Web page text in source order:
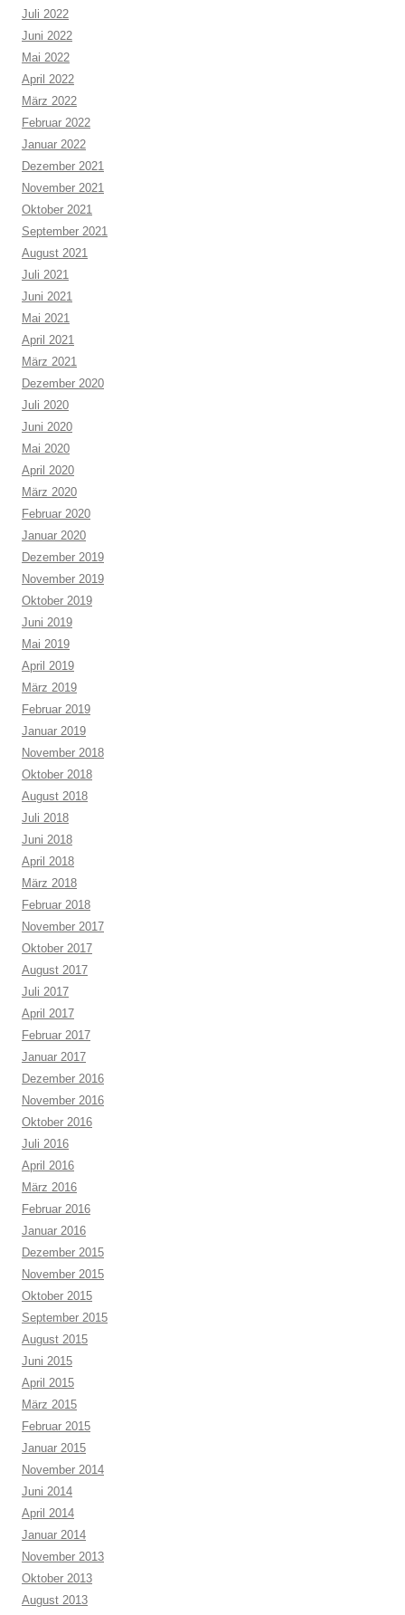
Juli 2022
Juni 2022
Mai 2022
April 2022
März 2022
Februar 2022
Januar 2022
Dezember 2021
November 2021
Oktober 2021
September 2021
August 2021
Juli 2021
Juni 2021
Mai 2021
April 2021
März 2021
Dezember 2020
Juli 2020
Juni 2020
Mai 2020
April 2020
März 2020
Februar 2020
Januar 2020
Dezember 2019
November 2019
Oktober 2019
Juni 2019
Mai 2019
April 2019
März 2019
Februar 2019
Januar 2019
November 2018
Oktober 2018
August 2018
Juli 2018
Juni 2018
April 2018
März 2018
Februar 2018
November 2017
Oktober 2017
August 2017
Juli 2017
April 2017
Februar 2017
Januar 2017
Dezember 2016
November 2016
Oktober 2016
Juli 2016
April 2016
März 2016
Februar 2016
Januar 2016
Dezember 2015
November 2015
Oktober 2015
September 2015
August 2015
Juni 2015
April 2015
März 2015
Februar 2015
Januar 2015
November 2014
Juni 2014
April 2014
Januar 2014
November 2013
Oktober 2013
August 2013